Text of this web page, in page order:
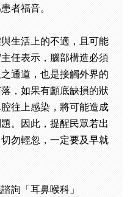
者福音。
生活上的不適，且可能
任表示，腦部構造必須
通道，也是接觸外界的
，如果有顱底缺損的狀
往上感染，將可能造成
。因此，提醒民眾若出
勿輕忽，一定要及早就
詢「耳鼻喉科」